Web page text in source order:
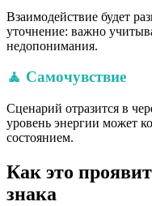
Взаимодействие будет
уточнение: важно
недопонимания.
🧘 Самочувствие
Сценарий отразится в
уровень энергии может
состоянием.
Как это
знака